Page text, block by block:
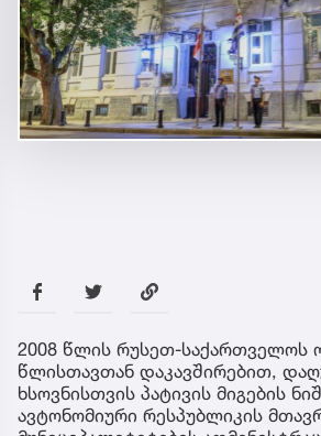
2008 წლის რუსეთ-საქართველოს
წლისთავთან დაკავშირებით,
ხსოვნისთვის პატივის მიგების
ავტონომიური რესპუბლიკის